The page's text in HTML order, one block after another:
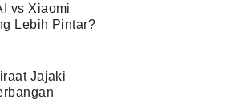
vs Xiaomi
Lebih Pintar?
Jajaki